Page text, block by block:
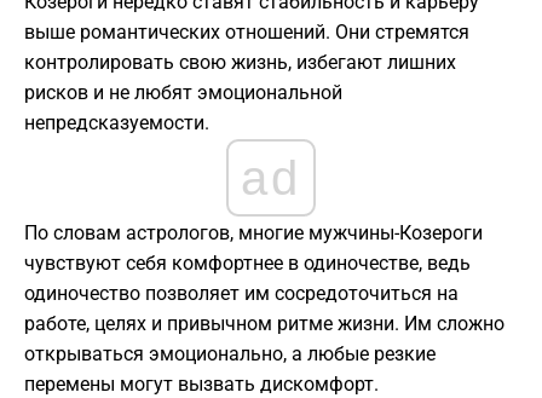
выше романтических отношений. Они стремятся
контролировать свою жизнь, избегают лишних
рисков и не любят эмоциональной
непредсказуемости.
ad
По словам астрологов, многие мужчины-Козероги
чувствуют себя комфортнее в одиночестве, ведь
одиночество позволяет им сосредоточиться на
работе, целях и привычном ритме жизни. Им сложно
открываться эмоционально, а любые резкие
перемены могут вызвать дискомфорт.